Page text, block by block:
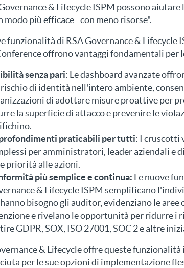
& Lifecycle ISPM possono aiutare
modo più efficace - con meno risorse".
funzionalità di RSA Governance & Lifecycle
offrono vantaggi fondamentali per
senza pari: Le dashboard avanzate
di identità nell'intero ambiente,
di adottare misure proattive per
la superficie di attacco e prevenire le
praticabili per tutti: I cruscotti
per amministratori, leader aziendali e
priorità alle azioni.
più semplice e continua: Le nuove
& Lifecycle ISPM semplificano
bisogno gli auditor, evidenziano le aree
e rivelano le opportunità per ridurre i
GDPR, SOX, ISO 27001, SOC 2 e altre
& Lifecycle offre queste funzionalità
per le sue opzioni di implementazione